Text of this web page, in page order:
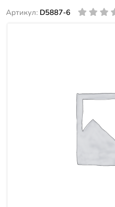
Артикул: D5887-6